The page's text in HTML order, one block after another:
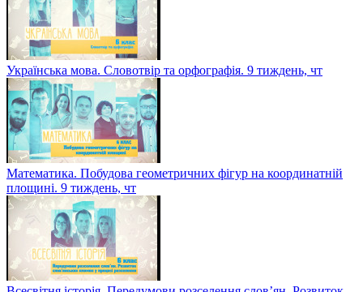
Біологія. Групи грибів. Паразитичні. 9 тиждень, чт
Українська мова. Словотвір та орфографія. 9 тиждень, чт
Математика. Побудова геометричних фігур на координатній
площині. 9 тиждень, чт